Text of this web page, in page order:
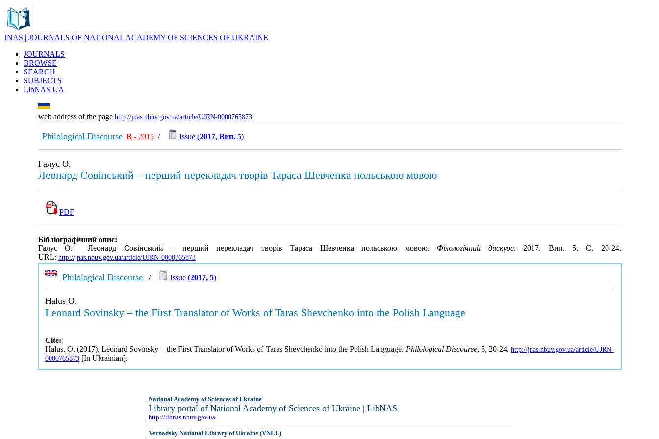
JNAS | JOURNALS OF NATIONAL ACADEMY OF SCIENCES OF UKRAINE
JOURNALS
BROWSE
SEARCH
SUBJECTS
LibNAS UA
web address of the page http://jnas.nbuv.gov.ua/article/UJRN-0000765873
Philological Discourse В- 2015/ Issue (2017, Вип. 5)
Галус О.
Леонард Совінський – перший перекладач творів Тараса Шевченка польською мовою
PDF
Бібліографічний опис:
Галус О. Леонард Совінський – перший перекладач творів Тараса Шевченка польською мовою. Філологічний дискурс. 2017. Вип. 5. С. 20-24.
URL: http://jnas.nbuv.gov.ua/article/UJRN-0000765873
Philological Discourse/ Issue (2017, 5)
Halus O.
Leonard Sovinsky – the First Translator of Works of Taras Shevchenko into the Polish Language
Cite:
Halus, O. (2017). Leonard Sovinsky – the First Translator of Works of Taras Shevchenko into the Polish Language. Philological Discourse, 5, 20-24.http://jnas.nbuv.gov.ua/article/UJRN-
0000765873[In Ukrainian].
National Academy of Sciences of Ukraine
Library portal of National Academy of Sciences of Ukraine | LibNAS
http://libnas.nbuv.gov.ua
Vernadsky National Library of Ukraine (VNLU)